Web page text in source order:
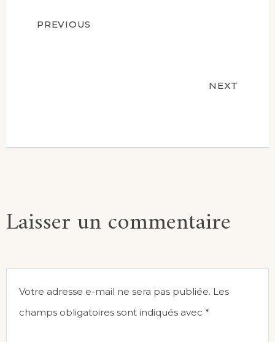
Navigation
PREVIOUS
NEXT
Laisser un commentaire
Votre adresse e-mail ne sera pas publiée. Les
champs obligatoires sont indiqués avec *